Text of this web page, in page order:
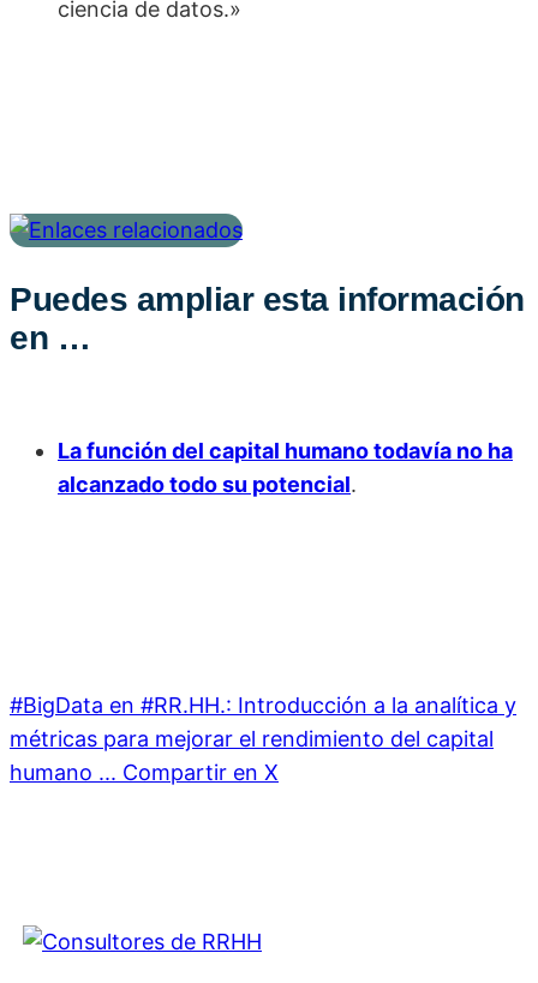
ciencia de datos.»
Puedes ampliar esta información
en …
La función del capital humano todavía no ha
alcanzado todo su potencial.
#BigData en #RR.HH.: Introducción a la analítica y
métricas para mejorar el rendimiento del capital
humano ... Compartir en X